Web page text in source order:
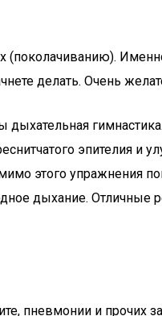
делать. Очень
дыхательная
эпителия и
этого упражнения
дыхание. Отличные
пневмонии и прочих